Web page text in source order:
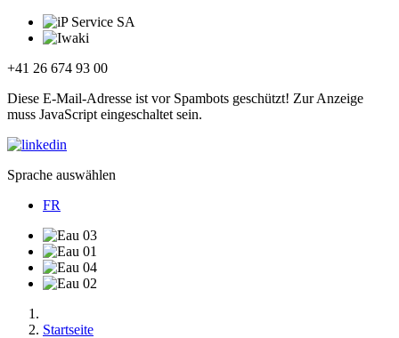
+41 26 674 93 00
Diese E-Mail-Adresse ist vor Spambots geschützt! Zur Anzeige
muss JavaScript eingeschaltet sein.
Sprache auswählen
FR
Startseite